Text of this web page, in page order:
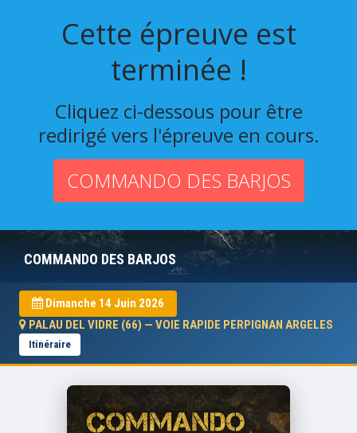
Cette épreuve est
terminée !
Cliquez ci-dessous pour être
redirigé vers l'épreuve en cours.
COMMANDO DES BARJOS
COMMANDO DES BARJOS
Dimanche 14 Juin 2026
PALAU DEL VIDRE (66) — VOIE RAPIDE PERPIGNAN ARGELES
Itinéraire